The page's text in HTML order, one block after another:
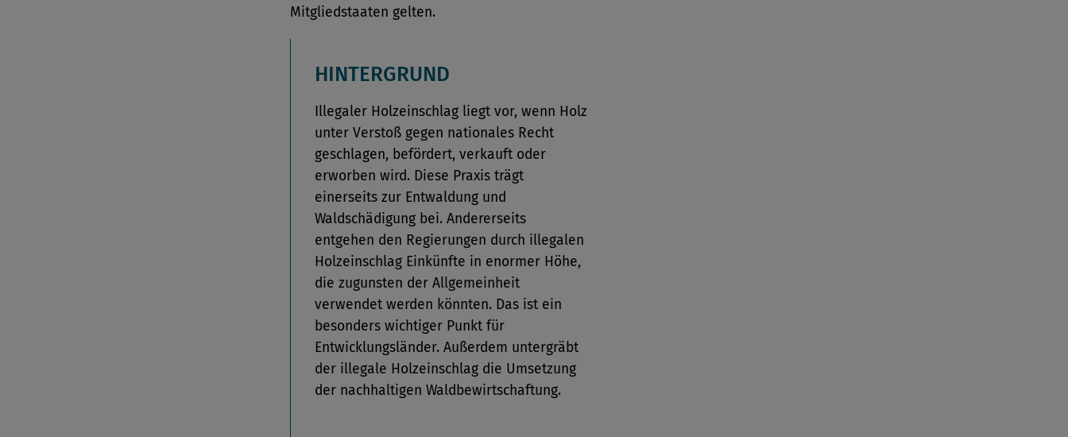
Mitgliedstaaten gelten.
HINTERGRUND
Illegaler Holzeinschlag liegt vor, wenn Holz
unter Verstoß gegen nationales Recht
geschlagen, befördert, verkauft oder
erworben wird. Diese Praxis trägt
einerseits zur Entwaldung und
Waldschädigung bei. Andererseits
entgehen den Regierungen durch illegalen
Holzeinschlag Einkünfte in enormer Höhe,
die zugunsten der Allgemeinheit
verwendet werden könnten. Das ist ein
besonders wichtiger Punkt für
Entwicklungsländer. Außerdem untergräbt
der illegale Holzeinschlag die Umsetzung
der nachhaltigen Waldbewirtschaftung.